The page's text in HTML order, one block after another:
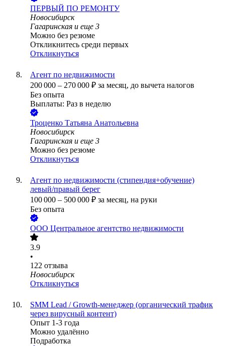
ПЕРВЫЙ ПО РЕМОНТУ
Новосибирск
Гагаринская и еще 3
Можно без резюме
Откликнитесь среди первых
Откликнуться
Агент по недвижимости
200 000 – 270 000 ₽ за месяц, до вычета налогов
Без опыта
Выплаты: Раз в неделю
Троценко Татьяна Анатольевна
Новосибирск
Гагаринская и еще 3
Можно без резюме
Откликнуться
Агент по недвижимости (стипендия+обучение)
левый/правый берег
100 000 – 500 000 ₽ за месяц, на руки
Без опыта
ООО Центральное агентство недвижимости
3.9
•
122 отзыва
Новосибирск
Откликнуться
SMM Lead / Growth-менеджер (органический трафик
через вирусный контент)
Опыт 1-3 года
Можно удалённо
Подработка